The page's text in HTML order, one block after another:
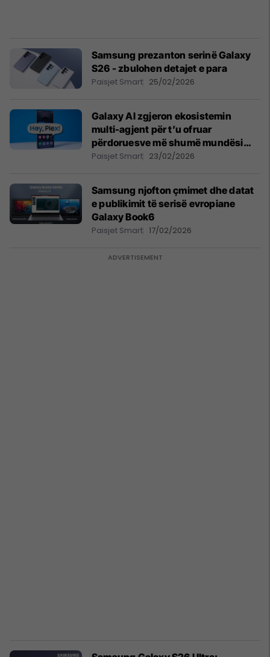
Samsung prezanton serinë Galaxy
S26 - zbulohen detajet e para
Paisjet Smart 25/02/2026
Galaxy AI zgjeron ekosistemin
multi-agjent për t’u ofruar
përdoruesve më shumë mundësi
dhe fleksibilitet
Paisjet Smart 23/02/2026
Samsung njofton çmimet dhe datat
e publikimit të serisë evropiane
Galaxy Book6
Paisjet Smart 17/02/2026